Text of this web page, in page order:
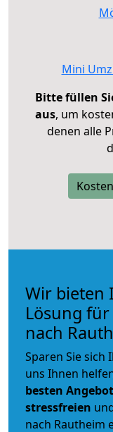
Mini
Bitte füllen
aus, um
denen alle
Wir bieten
Lösung
nach
Sparen Sie sich
uns Ihnen
besten
stressfreien
nach Rautheim